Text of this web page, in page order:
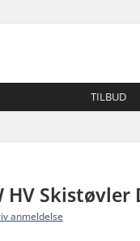
TILBUD
HV Skistøvler
anmeldelse